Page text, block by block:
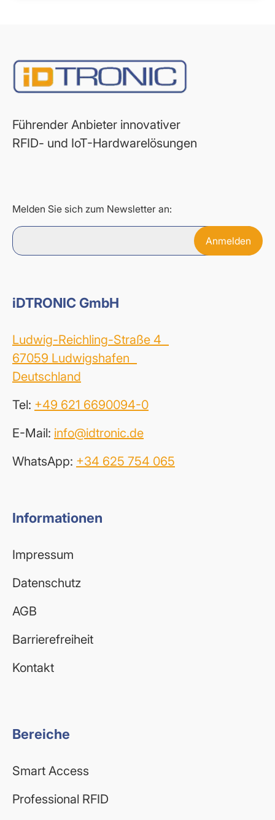
Führender Anbieter innovativer
RFID- und IoT-Hardwarelösungen
Melden Sie sich zum Newsletter an:
iDTRONIC GmbH
Ludwig-Reichling-Straße 4
67059 Ludwigshafen
Deutschland
Tel: +49 621 6690094-0
E-Mail: info@idtronic.de
WhatsApp: +34 625 754 065
Informationen
Impressum
Datenschutz
AGB
Barrierefreiheit
Kontakt
Bereiche
Smart Access
Professional RFID